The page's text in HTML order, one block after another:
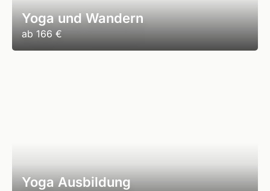
Yoga und Wandern
ab 166 €
Yoga Ausbildung